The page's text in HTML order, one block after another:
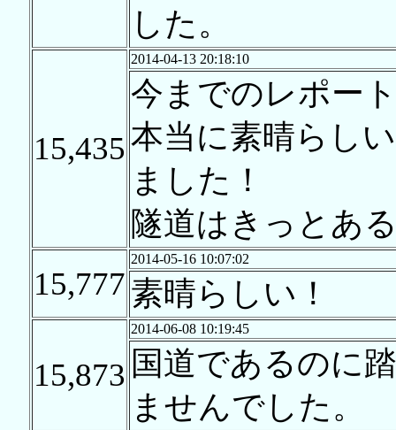
した。
15,435
2014-04-13 20:18:10
今までのレポー
本当に素晴らし
ました！
隧道はきっとあ
15,777
2014-05-16 10:07:02
素晴らしい！
15,873
2014-06-08 10:19:45
国道であるのに
ませんでした。